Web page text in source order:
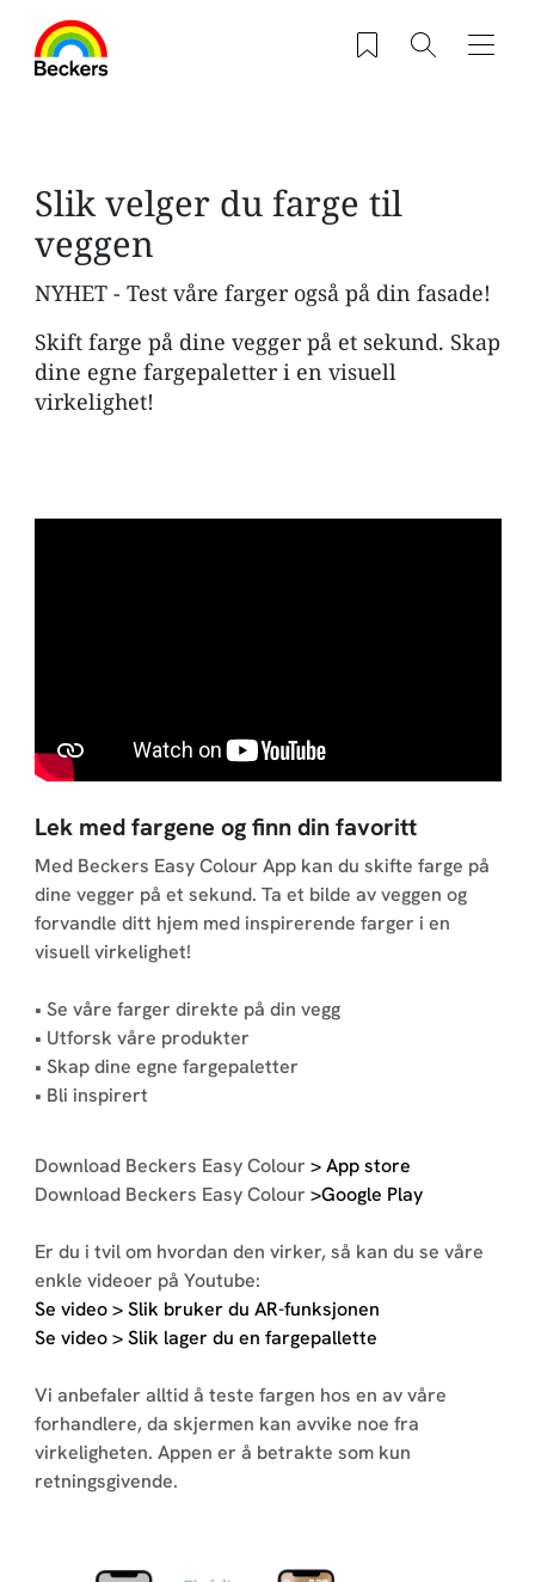
Saved products
Søk
Slik velger du farge til
veggen
NYHET - Test våre farger også på din fasade!
Skift farge på dine vegger på et sekund. Skap
dine egne fargepaletter i en visuell
virkelighet!
Lek med fargene og finn din favoritt
Med Beckers Easy Colour App kan du skifte farge på
dine vegger på et sekund. Ta et bilde av veggen og
forvandle ditt hjem med inspirerende farger i en
visuell virkelighet!
• Se våre farger direkte på din vegg
• Utforsk våre produkter
• Skap dine egne fargepaletter
• Bli inspirert
Download Beckers Easy Colour > App store
Download Beckers Easy Colour >Google Play
Er du i tvil om hvordan den virker, så kan du se våre
enkle videoer på Youtube:
Se video > Slik bruker du AR-funksjonen
Se video > Slik lager du en fargepallette
Vi anbefaler alltid å teste fargen hos en av våre
forhandlere, da skjermen kan avvike noe fra
virkeligheten. Appen er å betrakte som kun
retningsgivende.